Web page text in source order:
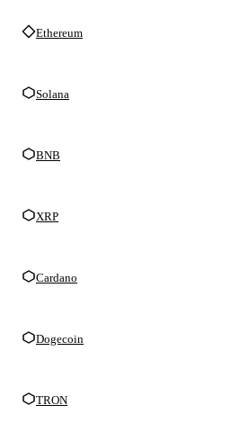
Ethereum
Solana
BNB
XRP
Cardano
Dogecoin
TRON